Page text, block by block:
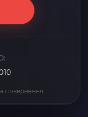
повернення